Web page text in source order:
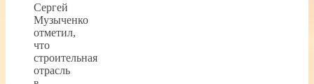
Сергей
Музыченко
отметил,
что
строительная
отрасль